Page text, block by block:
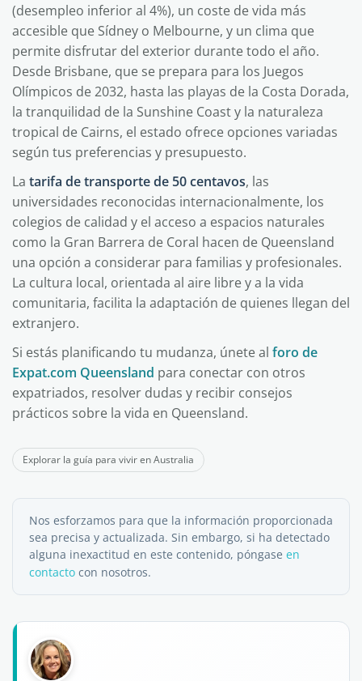
(desempleo inferior al 4%), un coste de vida más
accesible que Sídney o Melbourne, y un clima que
permite disfrutar del exterior durante todo el año.
Desde Brisbane, que se prepara para los Juegos
Olímpicos de 2032, hasta las playas de la Costa Dorada,
la tranquilidad de la Sunshine Coast y la naturaleza
tropical de Cairns, el estado ofrece opciones variadas
según tus preferencias y presupuesto.
La tarifa de transporte de 50 centavos, las
universidades reconocidas internacionalmente, los
colegios de calidad y el acceso a espacios naturales
como la Gran Barrera de Coral hacen de Queensland
una opción a considerar para familias y profesionales.
La cultura local, orientada al aire libre y a la vida
comunitaria, facilita la adaptación de quienes llegan del
extranjero.
Si estás planificando tu mudanza, únete al foro de
Expat.com Queensland para conectar con otros
expatriados, resolver dudas y recibir consejos
prácticos sobre la vida en Queensland.
Explorar la guía para vivir en Australia
Nos esforzamos para que la información proporcionada
sea precisa y actualizada. Sin embargo, si ha detectado
alguna inexactitud en este contenido, póngase en
contacto con nosotros.